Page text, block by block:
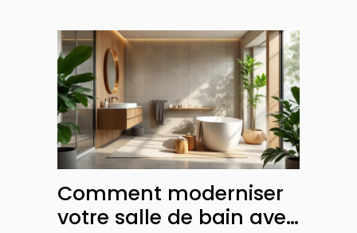
Comment moderniser
votre salle de bain avec